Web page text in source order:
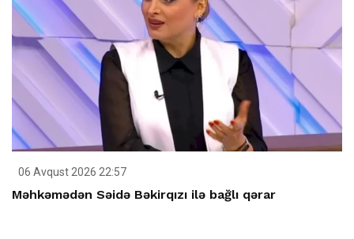
06 Avqust 2026 22:57
Məhkəmədən Səidə Bəkirqızı ilə bağlı qərar